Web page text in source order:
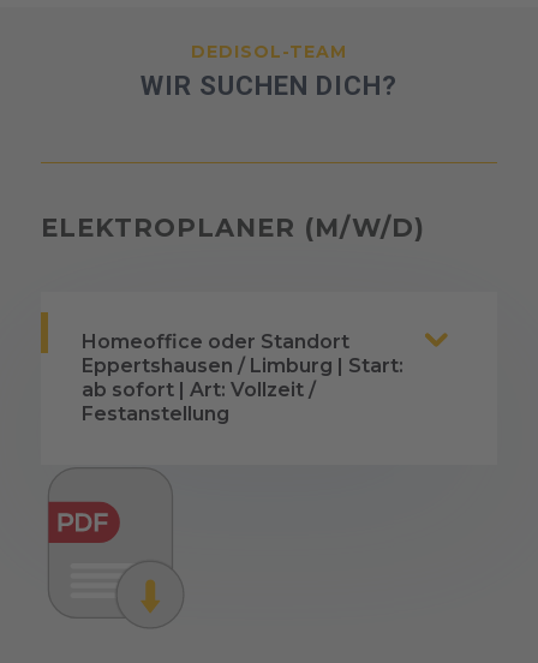
DEDISOL-TEAM
WIR SUCHEN DICH?
ELEKTROPLANER (M/W/D)
Homeoffice oder Standort
Eppertshausen / Limburg | Start:
ab sofort | Art: Vollzeit /
Festanstellung
Verlässlich. Ehrlich. Voller Energie
das ist DEDISOL.
Wir sind ein junges, dynamisches
Unternehmen aus Hessen,
Großanlagen. Seit unserer Gründung